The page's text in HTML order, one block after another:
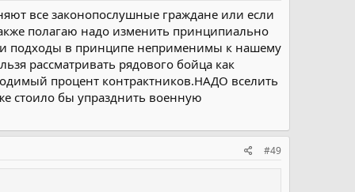
в том случае, если человек может помочь
деньгами которые пошлибы на содержание
все законопослушные граждане или если
полагаю надо изменить принципиально
и подходы в принципе неприменимы к нашему
рассматривать рядового бойца как
процент контрактников.НАДО вселить
бы упразднить военную
#49